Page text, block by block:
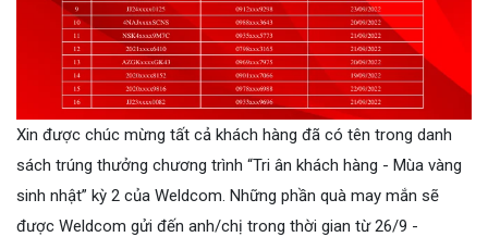
Xin được chúc mừng tất cả khách hàng đã có tên trong danh
sách trúng thưởng chương trình “Tri ân khách hàng - Mùa vàng
sinh nhật” kỳ 2 của Weldcom. Những phần quà may mắn sẽ
được Weldcom gửi đến anh/chị trong thời gian từ 26/9 -